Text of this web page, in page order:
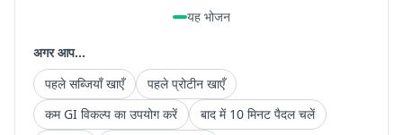
यह भोजन
अगर आप...
पहले सब्जियाँ खाएँ
पहले प्रोटीन खाएँ
कम GI विकल्प का उपयोग करें
बाद में 10 मिनट पैदल चलें